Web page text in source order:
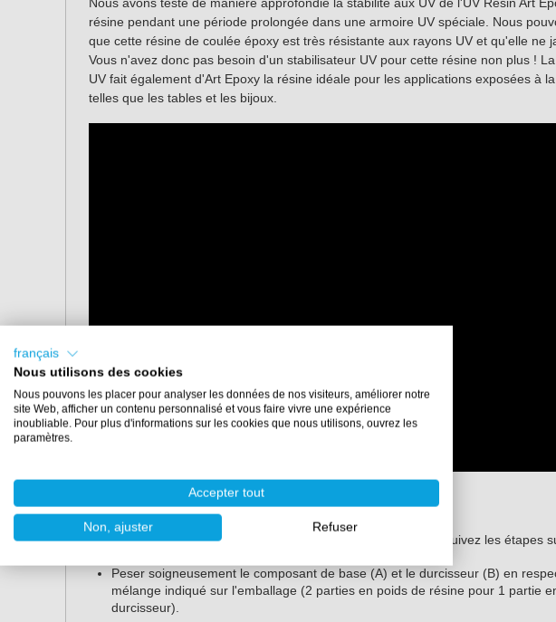
résine pendant une période prolongée dans une armoire UV spéciale. Nous
que cette résine de coulée époxy est très résistante aux rayons UV et qu'elle ne
Vous n'avez donc pas besoin d'un stabilisateur UV pour cette résine non plus !
UV fait également d'Art Epoxy la résine idéale pour les applications exposées à
telles que les tables et les bijoux.
Travailler avec Art Epoxy HV
Travailler avec RESION Resin Art Epoxy est très facile si vous suivez les étapes
Peser soigneusement le composant de base (A) et le durcisseur (B) en
mélange indiqué sur l'emballage (2 parties en poids de résine pour 1 partie
durcisseur).
français
Nous utilisons des cookies
Nous pouvons les placer pour analyser les données de nos visiteurs, améliorer notre
site Web, afficher un contenu personnalisé et vous faire vivre une expérience
inoubliable. Pour plus d'informations sur les cookies que nous utilisons, ouvrez les
paramètres.
Accepter tout
Non, ajuster Refuser